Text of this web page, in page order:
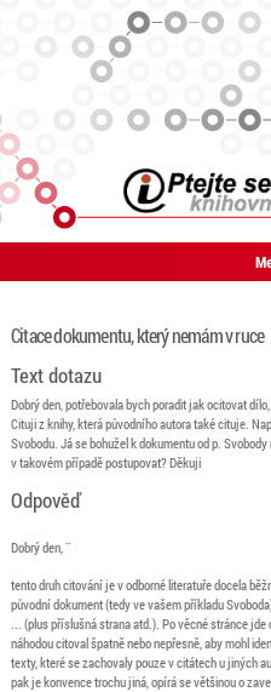
Citace dokumentu, který nemám v ruce
Text dotazu
Dobrý den, potřebovala bych poradit jak ocitovat
Cituji z knihy, která původního autora také cituje.
Svobodu. Já se bohužel k dokumentu od p.
v takovém případě postupovat? Děkuji
Odpověď
Dobrý den, ¨
tento druh citování je v odborné literatuře docela
původní dokument (tedy ve vašem příkladu
... (plus příslušná strana atd.). Po věcné stránce
náhodou citoval špatně nebo nepřesně, aby mohl
texty, které se zachovaly pouze v citátech u jiných
pak je konvence trochu jiná, opírá se většinou o